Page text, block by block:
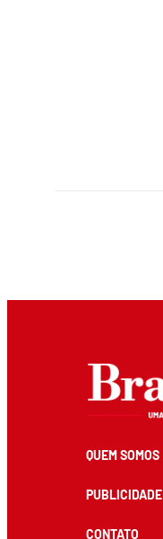
QUEM SOMOS
PUBLICIDADE
CONTATO